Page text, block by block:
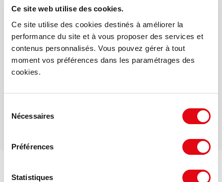
Ce site web utilise des cookies.
Ce site utilise des cookies destinés à améliorer la
performance du site et à vous proposer des services et
contenus personnalisés. Vous pouvez gérer à tout
moment vos préférences dans les paramétrages des
cookies.
Nécessaires
Préférences
Statistiques
Votre interlocuteur dédié
Mail